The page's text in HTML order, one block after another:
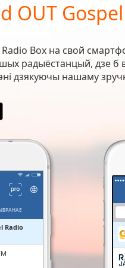
OUT
Box на свой
радыёстанцый, дзе б
дзякуючы нашаму
Radio